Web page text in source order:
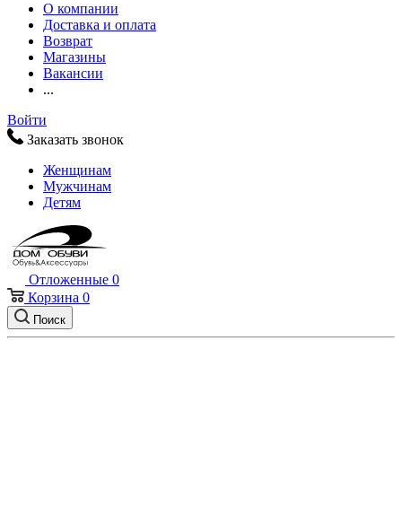
О компании
Доставка и оплата
Возврат
Магазины
Вакансии
...
Войти
Заказать звонок
Женщинам
Мужчинам
Детям
Отложенные 0
Корзина 0
Поиск